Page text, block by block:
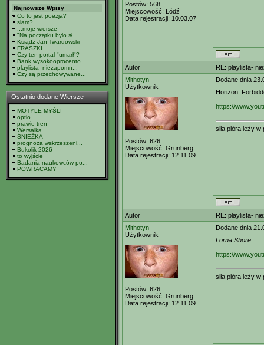
Najnowsze Wpisy
Co to jest poezja?
slam?
...moje wiersze
"Na początku było sł...
Ksiądz Jan Twardowski
FRASZKI
Czy ten portal "umarł"?
Bank wysokooprocento...
playlista- niezapomn...
Czy są przechowywane...
Ostatnio dodane Wiersze
MOTYLE MYŚLI
optio
prawie tren
Wersalka
ŚNIEŻKA
prognoza wskrzeszeni...
Bukolik 2026
to wyjście
Badania naukowców po...
POWRACAMY
Postów: 568
Miejscowość: Łódź
Data rejestracji: 10.03.07
Autor
RE: playlista-
Mithotyn
Użytkownik
Postów: 626
Miejscowość: Grunberg
Data rejestracji: 12.11.09
Dodane dnia
Horizon:
https://
siła pióra leży w
Autor
RE: playlista-
Mithotyn
Użytkownik
Postów: 626
Miejscowość: Grunberg
Data rejestracji: 12.11.09
Dodane dnia
Lorna Shore
https://
siła pióra leży w